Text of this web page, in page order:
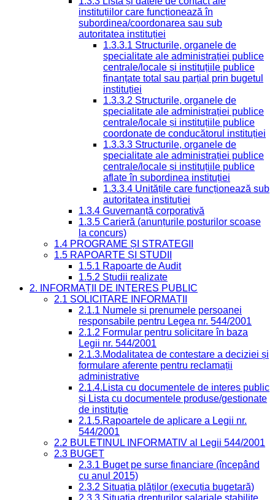
instituțiilor care funcționează în
subordinea/coordonarea sau sub
autoritatea instituției
1.3.3.1 Structurile, organele de
specialitate ale administrației publice
centrale/locale și instituțiile publice
finanțate total sau parțial prin bugetul
instituției
1.3.3.2 Structurile, organele de
specialitate ale administrației publice
centrale/locale și instituțiile publice
coordonate de conducătorul instituției
1.3.3.3 Structurile, organele de
specialitate ale administrației publice
centrale/locale și instituțiile publice
aflate în subordinea instituției
1.3.3.4 Unitățile care funcționează sub
autoritatea instituției
1.3.4 Guvernanță corporativă
1.3.5 Carieră (anunțurile posturilor scoase
la concurs)
1.4 PROGRAME ȘI STRATEGII
1.5 RAPOARTE ȘI STUDII
1.5.1 Rapoarte de Audit
1.5.2 Studii realizate
2. INFORMAȚII DE INTERES PUBLIC
2.1 SOLICITARE INFORMAȚII
2.1.1 Numele și prenumele persoanei
responsabile pentru Legea nr. 544/2001
2.1.2 Formular pentru solicitare în baza
Legii nr. 544/2001
2.1.3.Modalitatea de contestare a deciziei și
formulare aferente pentru reclamații
administrative
2.1.4.Lista cu documentele de interes public
și Lista cu documentele produse/gestionate
de instituție
2.1.5.Rapoartele de aplicare a Legii nr.
544/2001
2.2 BULETINUL INFORMATIV al Legii 544/2001
2.3 BUGET
2.3.1 Buget pe surse financiare (începând
cu anul 2015)
2.3.2 Situația plăților (execuția bugetară)
2.3.3 Situația drepturilor salariale stabilite